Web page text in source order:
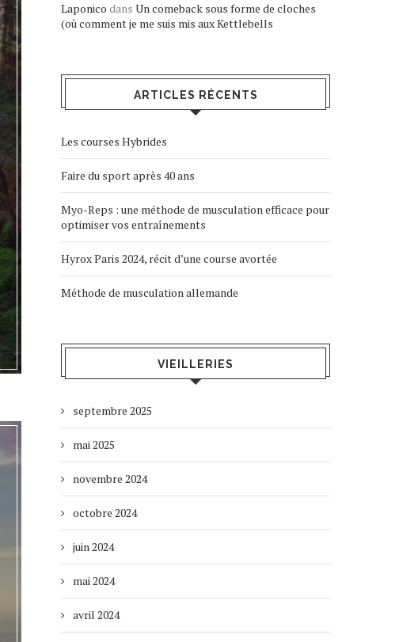
Laponico dans Un comeback sous forme de cloches
(où comment je me suis mis aux Kettlebells
ARTICLES RÉCENTS
Les courses Hybrides
Faire du sport après 40 ans
Myo-Reps : une méthode de musculation efficace pour
optimiser vos entraînements
Hyrox Paris 2024, récit d’une course avortée
Méthode de musculation allemande
VIEILLERIES
septembre 2025
mai 2025
novembre 2024
octobre 2024
juin 2024
mai 2024
avril 2024